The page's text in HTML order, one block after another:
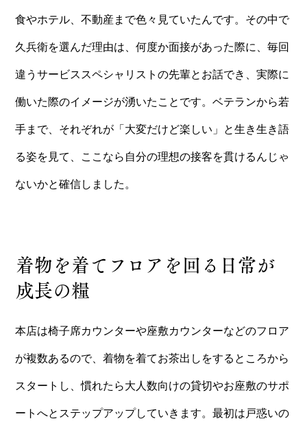
食やホテル、不動産まで色々見ていたんです。その中で
久兵衛を選んだ理由は、何度か面接があった際に、毎回
違うサービススペシャリストの先輩とお話でき、実際に
働いた際のイメージが湧いたことです。ベテランから若
手まで、それぞれが「大変だけど楽しい」と生き生き語
る姿を見て、ここなら自分の理想の接客を貫けるんじゃ
ないかと確信しました。
着物を着てフロアを回る日常が
成長の糧
本店は椅子席カウンターや座敷カウンターなどのフロア
が複数あるので、着物を着てお茶出しをするところから
スタートし、慣れたら大人数向けの貸切やお座敷のサポ
ートへとステップアップしていきます。最初は戸惑いの